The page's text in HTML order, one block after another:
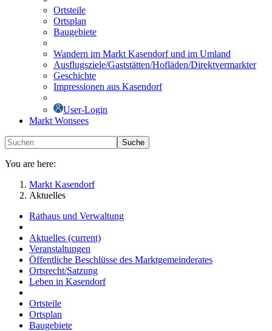
Ortsteile
Ortsplan
Baugebiete
Wandern im Markt Kasendorf und im Umland
Ausflugsziele/Gaststätten/Hofläden/Direktvermarkter
Geschichte
Impressionen aus Kasendorf
User-Login
Markt Wonsees
Suche
You are here:
Markt Kasendorf
Aktuelles
Rathaus und Verwaltung
Aktuelles (current)
Veranstaltungen
Öffentliche Beschlüsse des Marktgemeinderates
Ortsrecht/Satzung
Leben in Kasendorf
Ortsteile
Ortsplan
Baugebiete